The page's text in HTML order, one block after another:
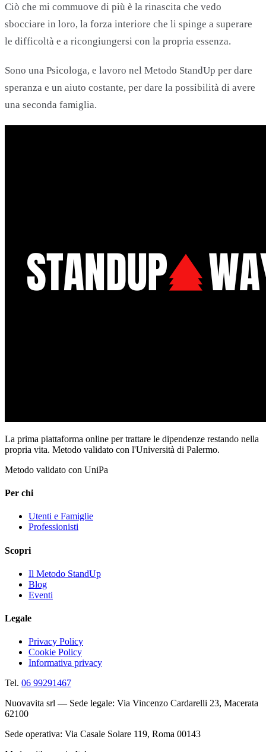
Ciò che mi commuove di più è la rinascita che vedo
sbocciare in loro, la forza interiore che li spinge a superare
le difficoltà e a ricongiungersi con la propria essenza.
Sono una Psicologa, e lavoro nel Metodo StandUp per dare
speranza e un aiuto costante, per dare la possibilità di avere
una seconda famiglia.
La prima piattaforma online per trattare le dipendenze restando nella
propria vita. Metodo validato con l'Università di Palermo.
Metodo validato con UniPa
Per chi
Utenti e Famiglie
Professionisti
Scopri
Il Metodo StandUp
Blog
Eventi
Legale
Privacy Policy
Cookie Policy
Informativa privacy
Tel. 06 99291467
Nuovavita srl — Sede legale: Via Vincenzo Cardarelli 23, Macerata
62100
Sede operativa: Via Casale Solare 119, Roma 00143